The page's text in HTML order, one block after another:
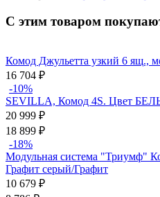
С этим товаром
Комод Джульетта узкий 6 ящ.,
16 704 ₽
-10%
SEVILLA, Комод 4S. Цвет
20 999 ₽
18 899 ₽
-18%
Модульная система "Триумф"
Графит серый/Графит
10 679 ₽